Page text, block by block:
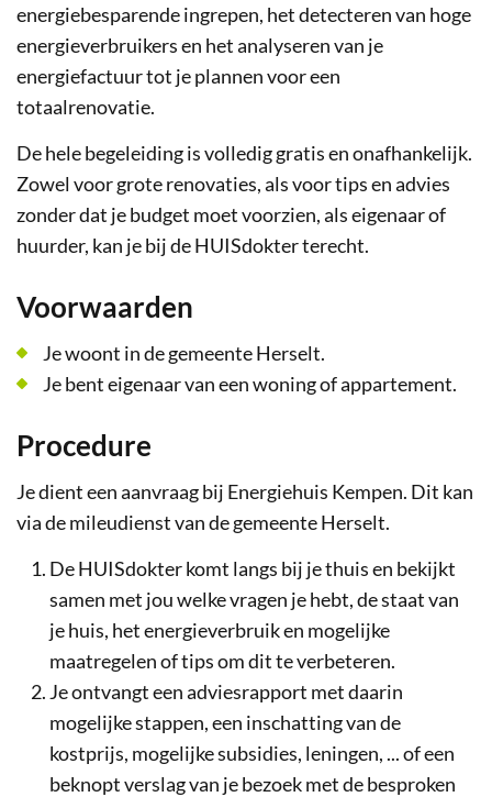
energiebesparende ingrepen, het detecteren van hoge
energieverbruikers en het analyseren van je
energiefactuur tot je plannen voor een
totaalrenovatie.
De hele begeleiding is volledig gratis en onafhankelijk.
Zowel voor grote renovaties, als voor tips en advies
zonder dat je budget moet voorzien, als eigenaar of
huurder, kan je bij de HUISdokter terecht.
Voorwaarden
Je woont in de gemeente Herselt.
Je bent eigenaar van een woning of appartement.
Procedure
Je dient een aanvraag bij Energiehuis Kempen. Dit kan
via de mileudienst van de gemeente Herselt.
De HUISdokter komt langs bij je thuis en bekijkt
samen met jou welke vragen je hebt, de staat van
je huis, het energieverbruik en mogelijke
maatregelen of tips om dit te verbeteren.
Je ontvangt een adviesrapport met daarin
mogelijke stappen, een inschatting van de
kostprijs, mogelijke subsidies, leningen, ... of een
beknopt verslag van je bezoek met de besproken